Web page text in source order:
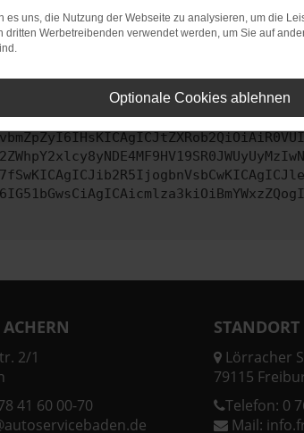
auf dem neuesten Stand sind.
kann auch dazu führen, dass
uns bitte. Wir werden versuchen, das
2/1
41 60 00-70
Lörracher
79115
Telefon: 0
Mail:
es uns, die Nutzung der Webseite zu analysieren, um die
dritten Werbetreibenden verwendet werden, um Sie auf
Optionale Cookies ablehnen